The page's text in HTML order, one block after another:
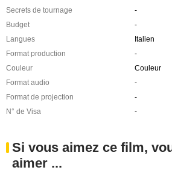
Secrets de tournage
-
Budget
-
Langues
Italien
Format production
-
Couleur
Couleur
Format audio
-
Format de projection
-
N° de Visa
-
Si vous aimez ce film,
aimer ...